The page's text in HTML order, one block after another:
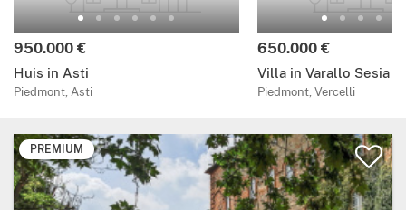
950.000 €
Huis in Asti
Piedmont, Asti
650.000 €
Villa in Varallo Sesia
Piedmont, Vercelli
PREMIUM